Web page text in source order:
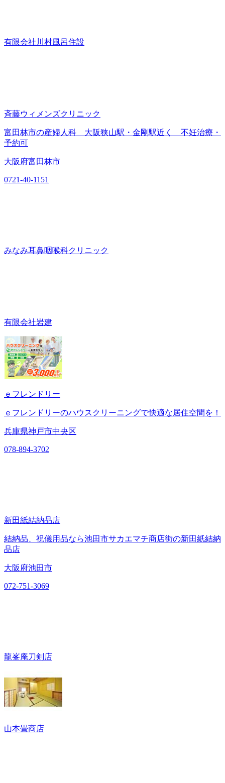
有限会社川村風呂住設
斉藤ウィメンズクリニック
富田林市の産婦人科 大阪狭山駅・金剛駅近く 不妊治療・
予約可
大阪府富田林市
0721-40-1151
みなみ耳鼻咽喉科クリニック
有限会社岩建
ｅフレンドリー
ｅフレンドリーのハウスクリーニングで快適な居住空間を！
兵庫県神戸市中央区
078-894-3702
新田紙結納品店
結納品、祝儀用品なら池田市サカエマチ商店街の新田紙結納
品店
大阪府池田市
072-751-3069
龍峯庵刀剣店
山本畳商店